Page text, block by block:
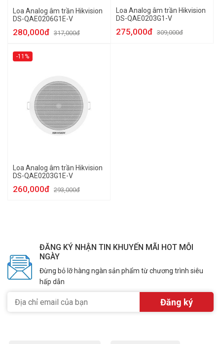
Loa Analog âm trần Hikvision
DS-QAE0206G1E-V
280,000đ 317,000đ
Loa Analog âm trần Hikvision
DS-QAE0203G1-V
275,000đ 309,000đ
-11%
Loa Analog âm trần Hikvision
DS-QAE0203G1E-V
260,000đ 293,000đ
ĐĂNG KÝ NHẬN TIN KHUYẾN MÃI HOT MỖI
NGÀY
Đừng bỏ lỡ hàng ngàn sản phẩm từ chương trình siêu
hấp dẫn